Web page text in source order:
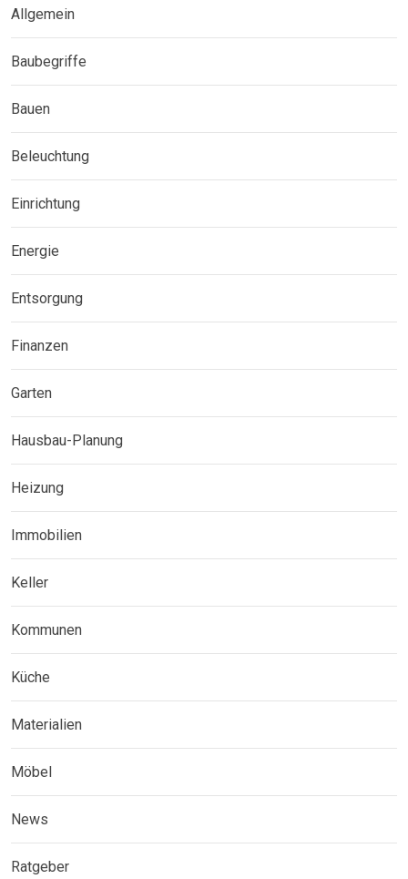
Allgemein
Baubegriffe
Bauen
Beleuchtung
Einrichtung
Energie
Entsorgung
Finanzen
Garten
Hausbau-Planung
Heizung
Immobilien
Keller
Kommunen
Küche
Materialien
Möbel
News
Ratgeber